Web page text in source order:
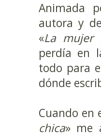
Animada
autora y
«La mujer
perdía en
todo para
dónde
Cuando en
chica» me